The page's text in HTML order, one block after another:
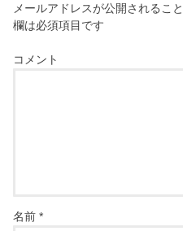
メールアドレスが公開されるこ
欄は必須項目です
コメント
名前*